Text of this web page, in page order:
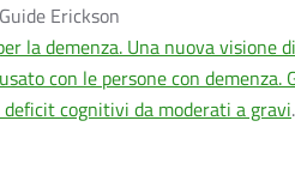
Erickson
la demenza. Una nuova visione
con le persone con
cognitivi da moderati a gravi